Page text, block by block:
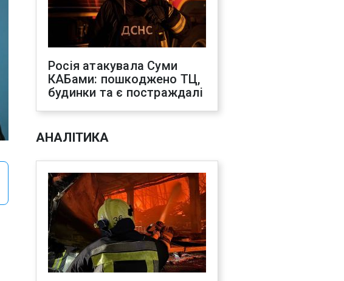
Росія атакувала Суми
КАБами: пошкоджено ТЦ,
будинки та є постраждалі
АНАЛІТИКА